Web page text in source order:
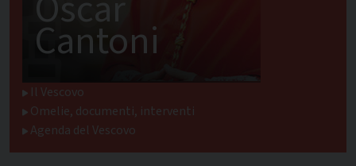
Cantoni
Il Vescovo
Omelie, documenti, interventi
Agenda del Vescovo